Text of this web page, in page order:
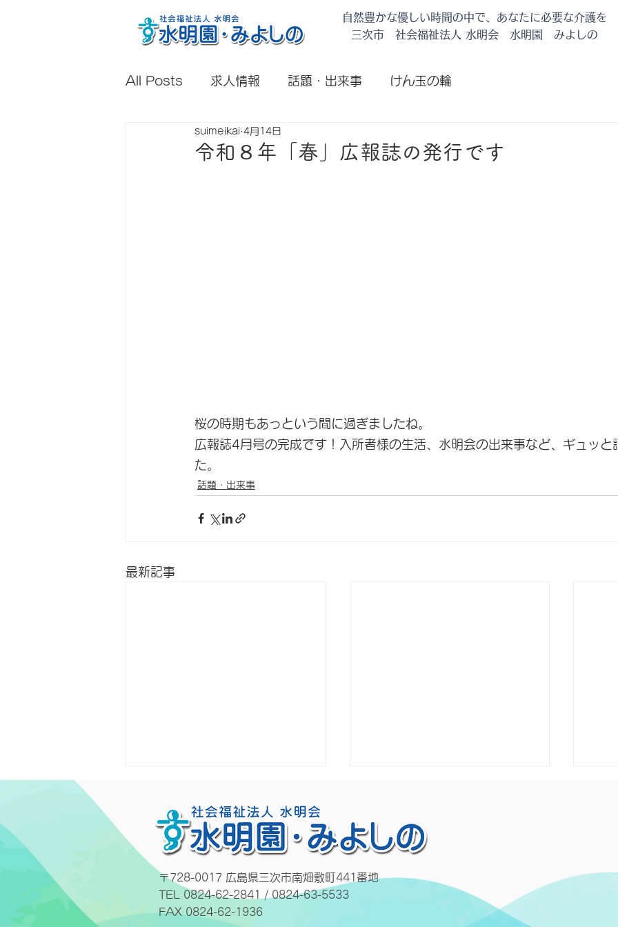
自然豊かな優しい時間の中で、あなたに必要な介護を
​三次市 社会福祉法人 水明会 水明園 みよしの
All Posts 求人情報 話題・出来事 けん玉の輪
令和８年「春」広報誌の発行です
suimeikai 4月14日
桜の時期もあっという間に過ぎましたね。
広報誌4月号の完成です！入所者様の生活、水明会の出来事など、ギュッと
た。
話題・出来事
最新記事
「夏」広報誌の発行です。
水明会の新しい駐車場をご利
〒728-0017 広島県三次市南畑敷町441番地
TEL 0824-62-2841 / 0824-63-5533
FAX 0824-62-1936